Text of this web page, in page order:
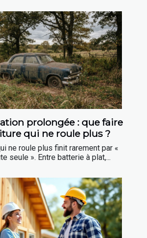
prolongée : que faire
qui ne roule plus ?
ne roule plus finit rarement par «
seule ». Entre batterie à plat,...